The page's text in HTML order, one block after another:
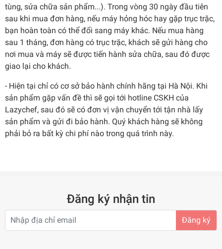
tùng, sửa chữa sản phẩm...). Trong vòng 30 ngày đầu tiên
sau khi mua đơn hàng, nếu máy hỏng hóc hay gặp trục trặc,
bạn hoàn toàn có thể đổi sang máy khác. Nếu mua hàng
sau 1 tháng, đơn hàng có trục trặc, khách sẽ gửi hàng cho
nơi mua và máy sẽ được tiến hành sửa chữa, sau đó được
giao lại cho khách.
- Hiện tại chỉ có cơ sở bảo hành chính hãng tại Hà Nội. Khi
sản phẩm gặp vấn đề thì sẽ gọi tới hotline CSKH của
Lazychef, sau đó sẽ có đơn vị vận chuyển tới tận nhà lấy
sản phẩm và gửi đi bảo hành. Quý khách hàng sẽ không
phải bỏ ra bất kỳ chi phí nào trong quá trình này.
Đăng ký nhận tin
Đăng ký